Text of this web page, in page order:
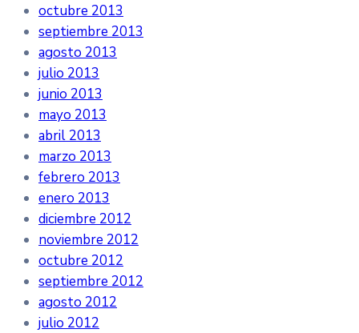
octubre 2013
septiembre 2013
agosto 2013
julio 2013
junio 2013
mayo 2013
abril 2013
marzo 2013
febrero 2013
enero 2013
diciembre 2012
noviembre 2012
octubre 2012
septiembre 2012
agosto 2012
julio 2012